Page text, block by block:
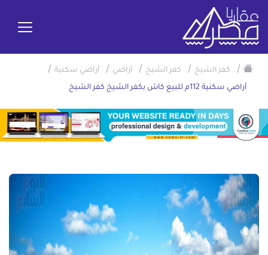
/ كفر الشيخ / كفر الشيخ / أراضي / أراضي سكنية /
أراضي سكنية 112م للبيع كاش بكفر الشيخ كفر الشيخ